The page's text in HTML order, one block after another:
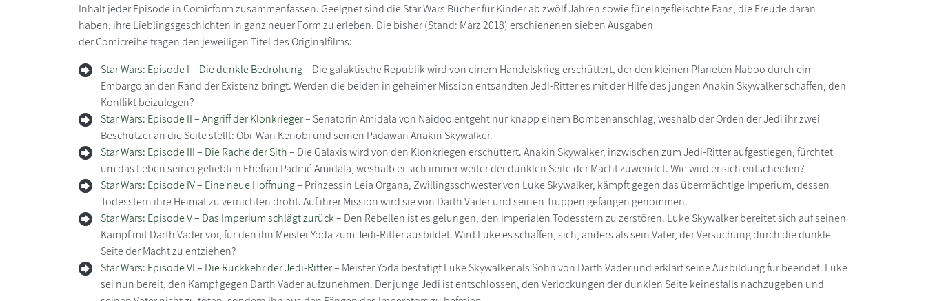
Inhalt jeder Episode in Comicform zusammenfassen. Geeignet sind die Star Wars Bücher für Kinder ab zwölf Jahren sowie für eingefleischte Fans, die Freude daran
haben, ihre Lieblingsgeschichten in ganz neuer Form zu erleben. Die bisher (Stand: März 2018) erschienenen sieben Ausgaben
der Comicreihe tragen den jeweiligen Titel des Originalfilms:
Star Wars: Episode I – Die dunkle Bedrohung– Die galaktische Republik wird von einem Handelskrieg erschüttert, der den kleinen Planeten Naboo durch ein
Embargo an den Rand der Existenz bringt. Werden die beiden in geheimer Mission entsandten Jedi-Ritter es mit der Hilfe des jungen Anakin Skywalker schaffen, den
Konflikt beizulegen?
Star Wars: Episode II – Angriff der Klonkrieger– Senatorin Amidala von Naidoo entgeht nur knapp einem Bombenanschlag, weshalb der Orden der Jedi ihr zwei
Beschützer an die Seite stellt: Obi-Wan Kenobi und seinen Padawan Anakin Skywalker.
Star Wars: Episode III – Die Rache der Sith– Die Galaxis wird von den Klonkriegen erschüttert. Anakin Skywalker, inzwischen zum Jedi-Ritter aufgestiegen, fürchtet
um das Leben seiner geliebten Ehefrau Padmé Amidala, weshalb er sich immer weiter der dunklen Seite der Macht zuwendet. Wie wird er sich entscheiden?
Star Wars: Episode IV – Eine neue Hoffnung– Prinzessin Leia Organa, Zwillingsschwester von Luke Skywalker, kämpft gegen das übermächtige Imperium, dessen
Todesstern ihre Heimat zu vernichten droht. Auf ihrer Mission wird sie von Darth Vader und seinen Truppen gefangen genommen.
Star Wars: Episode V – Das Imperium schlägt zurück– Den Rebellen ist es gelungen, den imperialen Todesstern zu zerstören. Luke Skywalker bereitet sich auf seinen
Kampf mit Darth Vader vor, für den ihn Meister Yoda zum Jedi-Ritter ausbildet. Wird Luke es schaffen, sich, anders als sein Vater, der Versuchung durch die dunkle
Seite der Macht zu entziehen?
Star Wars: Episode VI – Die Rückkehr der Jedi-Ritter– Meister Yoda bestätigt Luke Skywalker als Sohn von Darth Vader und erklärt seine Ausbildung für beendet. Luke
sei nun bereit, den Kampf gegen Darth Vader aufzunehmen. Der junge Jedi ist entschlossen, den Verlockungen der dunklen Seite keinesfalls nachzugeben und